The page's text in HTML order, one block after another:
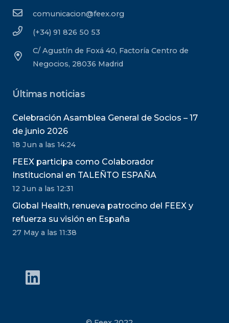
comunicacion@feex.org
(+34) 91 826 50 53
C/ Agustín de Foxá 40, Factoría Centro de
Negocios, 28036 Madrid
Últimas noticias
Celebración Asamblea General de Socios – 17
de junio 2026
18 Jun a las 14:24
FEEX participa como Colaborador
Institucional en TALEÑTO ESPAÑA
12 Jun a las 12:31
Global Health, renueva patrocino del FEEX y
refuerza su visión en España
27 May a las 11:38